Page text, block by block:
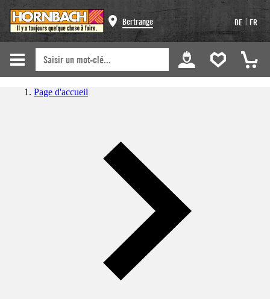
Bertrange DE | FR
Page d'accueil